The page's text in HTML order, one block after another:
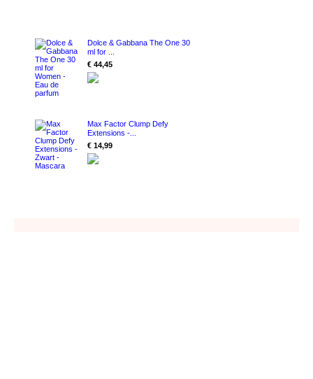
Dolce & Gabbana The One 30
ml for ...
€ 44,45
Max Factor Clump Defy
Extensions -...
€ 14,99